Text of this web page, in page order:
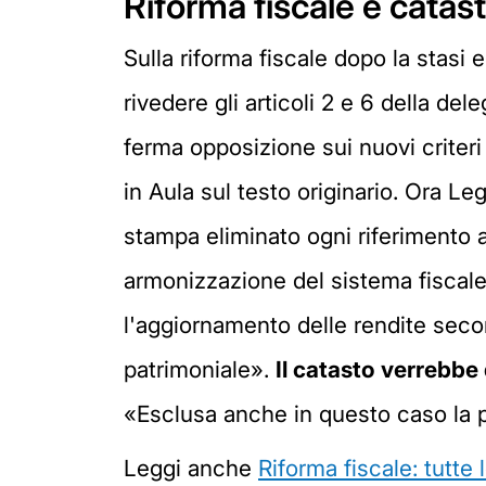
Sulla riforma fiscale dopo la stasi
rivedere gli articoli 2 e 6 della
ferma opposizione sui nuovi
in Aula sul testo originario. Ora
stampa eliminato ogni riferimento
armonizzazione del sistema
l'aggiornamento delle rendite
patrimoniale». Il catasto
«Esclusa anche in questo caso la
Leggi anche Riforma fiscale: tutte